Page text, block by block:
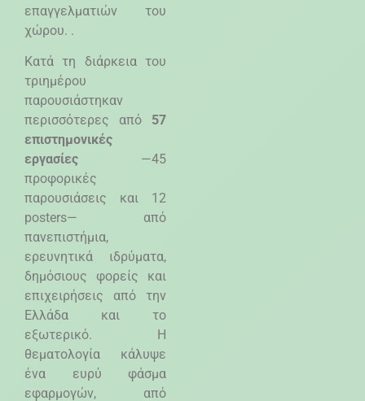
επαγγελματιών του
χώρου. .
Κατά τη διάρκεια του
τριημέρου
παρουσιάστηκαν
περισσότερες από 57
επιστημονικές
εργασίες —45
προφορικές
παρουσιάσεις και 12
posters— από
πανεπιστήμια,
ερευνητικά ιδρύματα,
δημόσιους φορείς και
επιχειρήσεις από την
Ελλάδα και το
εξωτερικό. Η
θεματολογία κάλυψε
ένα ευρύ φάσμα
εφαρμογών, από